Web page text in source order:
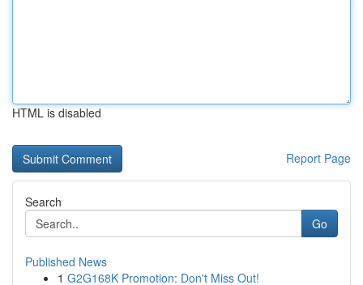
HTML is disabled
Report Page
Search
Go
Published News
1 G2G168K Promotion: Don't Miss Out!